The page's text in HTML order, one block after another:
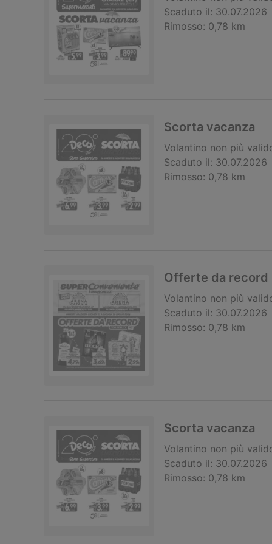
Scaduto il: 30.07.2026
Rimosso: 0,78 km
Scorta vacanza
Volantino non più
Scaduto il: 30.07.2026
Rimosso: 0,78 km
Offerte da record
Volantino non più
Scaduto il: 30.07.2026
Rimosso: 0,78 km
Scorta vacanza
Volantino non più
Scaduto il: 30.07.2026
Rimosso: 0,78 km